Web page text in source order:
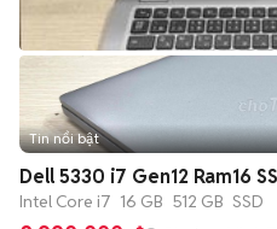
Tin nổi bật
Dell 5330 i7 Gen12 Ram16
Intel Core i7 16 GB 512 GB SSD